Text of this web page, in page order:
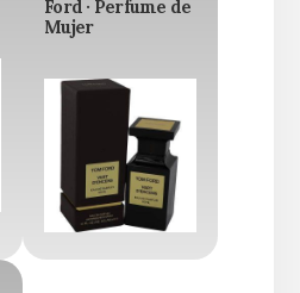
Ford · Perfume de
Mujer